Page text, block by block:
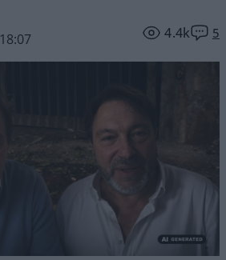
4.4k 5